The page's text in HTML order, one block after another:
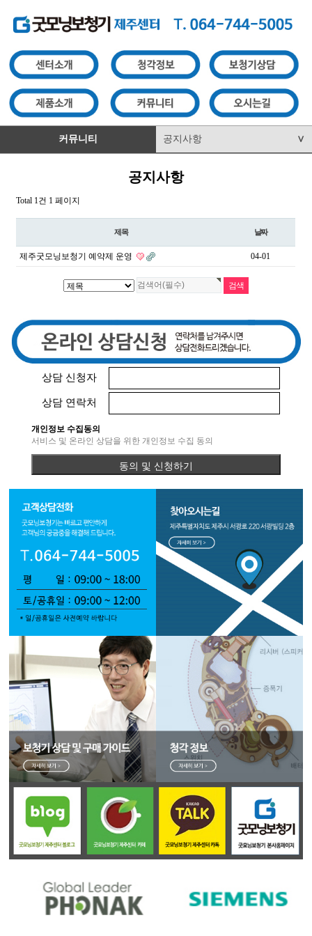
커뮤니티 공지사항 ∨
공지사항
Total 1건 1 페이지
제목 날짜
제주굿모닝보청기 예약제 운영 04-01
상담 신청자
상담 연락처
개인정보 수집동의
서비스 및 온라인 상담을 위한 개인정보 수집 동의